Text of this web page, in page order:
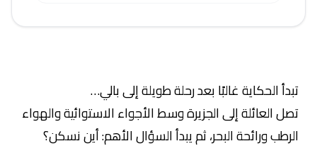
تبدأ الحكاية غالبًا بعد رحلة طويلة إلى بالي…
تصل العائلة إلى الجزيرة وسط الأجواء الاستوائية والهواء
الرطب ورائحة البحر، ثم يبدأ السؤال الأهم: أين نسكن؟